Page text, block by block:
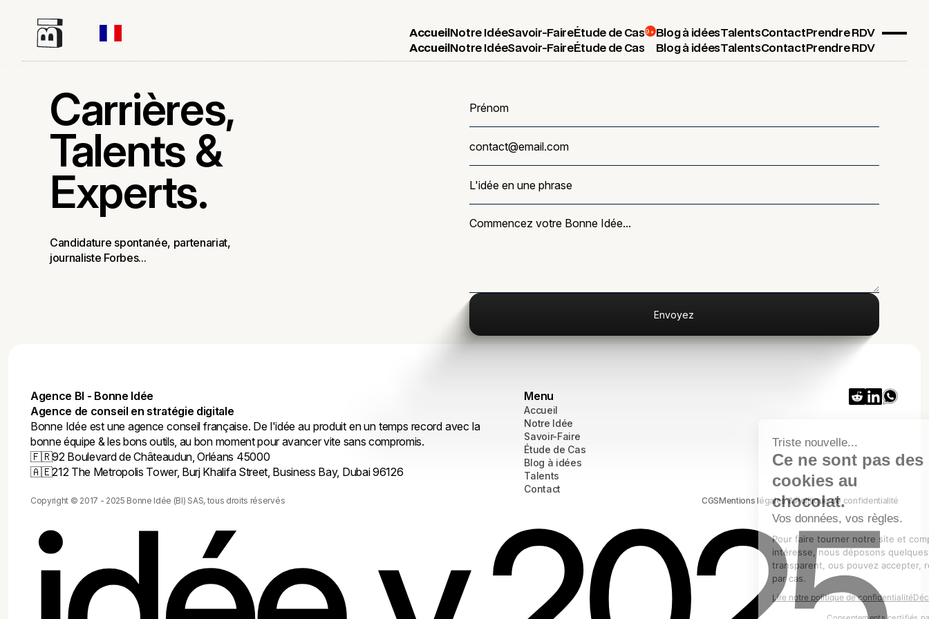
Accueil
Accueil
Notre Idée
Notre Idée
Savoir-Faire
Savoir-Faire
Étude de Cas
Étude de Cas
9+ Blog à idées
Blog à idées
Talents
Talents
Contact
Contact
Prendre RDV
Prendre RDV
Carrières,
Talents &
Experts.
Candidature spontanée, partenariat,
journaliste Forbes...
Agence BI - Bonne Idée
Agence de conseil en stratégie digitale
Bonne Idée est une agence conseil française. De l'idée au produit en un temps record avec la
bonne équipe & les bons outils, au bon moment pour avancer vite sans compromis.
🇫🇷92 Boulevard de Châteaudun, Orléans 45000
🇦🇪212 The Metropolis Tower, Burj Khalifa Street, Business Bay, Dubai 96126
Menu
Accueil
Notre Idée
Savoir-Faire
Étude de Cas
Blog à idées
Talents
Contact
Copyright © 2017 - 2025 Bonne Idée (BI) SAS, tous droits réservés CGSMentions légales & Politique de confidentialité